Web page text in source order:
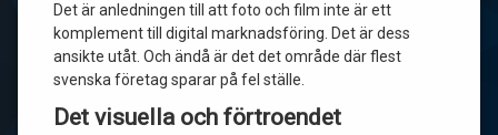
Det är anledningen till att foto och film inte är ett
komplement till digital marknadsföring. Det är dess
ansikte utåt. Och ändå är det det område där flest
svenska företag sparar på fel ställe.
Det visuella och förtroendet